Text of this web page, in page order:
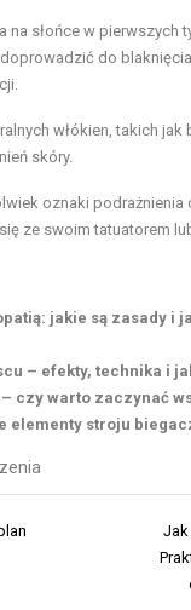
na słońce w pierwszych
do
włókien, takich jak
skóry.
oznaki podrażnienia
ze swoim tatuatorem
jakie są zasady i
– efekty, technika i
czy warto zaczynać
elementy stroju
Jak